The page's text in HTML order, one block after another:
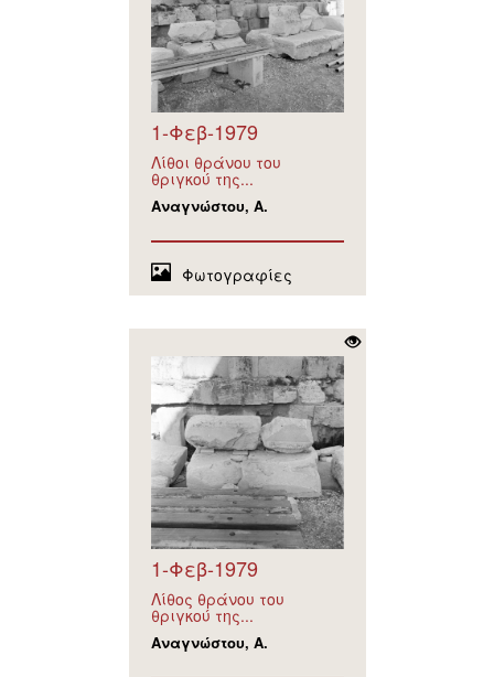
1-Φεβ-1979
Λίθοι θράνου του
θριγκού της...
Αναγνώστου, Α.
Φωτογραφίες
1-Φεβ-1979
Λίθος θράνου του
θριγκού της...
Αναγνώστου, Α.